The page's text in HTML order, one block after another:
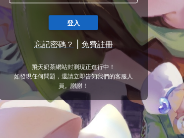
登入
忘記密碼？ 免費註冊
飛天奶茶網站封測現正進行中！
如發現任何問題，還請立即告知我們的客服人
員。謝謝！